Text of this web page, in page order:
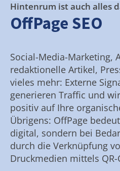
Hintenrum ist auch alles
OffPage SEO
Social-Media-Marketing,
redaktionelle Artikel,
vieles mehr: Externe
generieren Traffic und
positiv auf Ihre
Übrigens: OffPage
digital, sondern bei
durch die Verknüpfung
Druckmedien mittels QR-